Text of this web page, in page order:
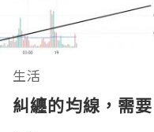
生活
糾纏的均線，需